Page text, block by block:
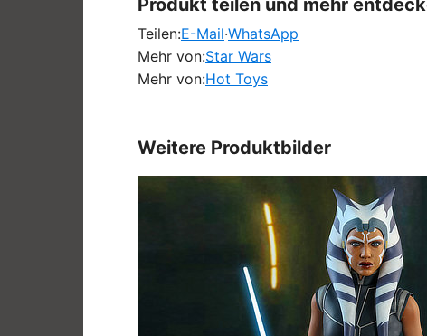
Produkt teilen und mehr
Teilen:E-Mail·WhatsApp
Mehr von:Star Wars
Mehr von:Hot Toys
Weitere Produktbilder